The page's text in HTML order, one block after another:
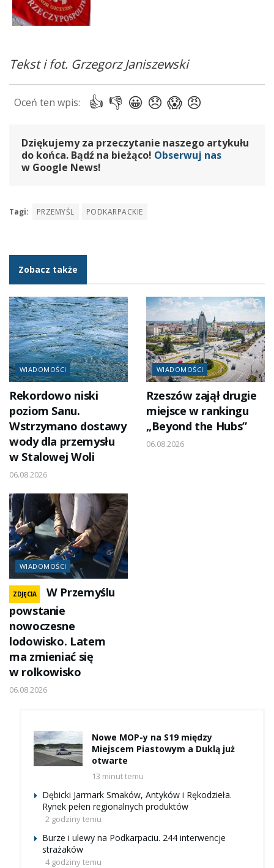
Tekst i fot. Grzegorz Janiszewski
Dziękujemy za przeczytanie naszego artykułu
do końca. Bądź na bieżąco! Obserwuj nas
w Google News!
Tagi: PRZEMYŚL PODKARPACKIE
Zobacz także
WIADOMOŚCI
Rekordowo niski
poziom Sanu.
Wstrzymano dostawy
wody dla przemysłu
w Stalowej Woli
06.08.2026
WIADOMOŚCI
Rzeszów zajął drugie
miejsce w rankingu
„Beyond the Hubs”
06.08.2026
WIADOMOŚCI
ZDJĘCIA
W Przemyślu
powstanie
nowoczesne
lodowisko. Latem
ma zmieniać się
w rolkowisko
06.08.2026
Nowe MOP-y na S19 między
Miejscem Piastowym a Duklą już
otwarte
13 minut temu
Dębicki Jarmark Smaków, Antyków i Rękodzieła.
Rynek pełen regionalnych produktów
2 godziny temu
Burze i ulewy na Podkarpaciu. 244 interwencje
strażaków
4 godziny temu